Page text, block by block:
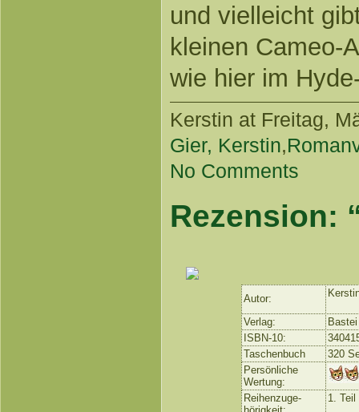
und vielleicht
kleinen Cameo-
wie hier im
Kerstin at Freitag,
Gier, Kerstin,
No Comments
Rezension:
Autor:
Verlag:
ISBN-10:
Taschenbuch
320
Persönliche
Wertung:
Reihenzuge-
1. Teil